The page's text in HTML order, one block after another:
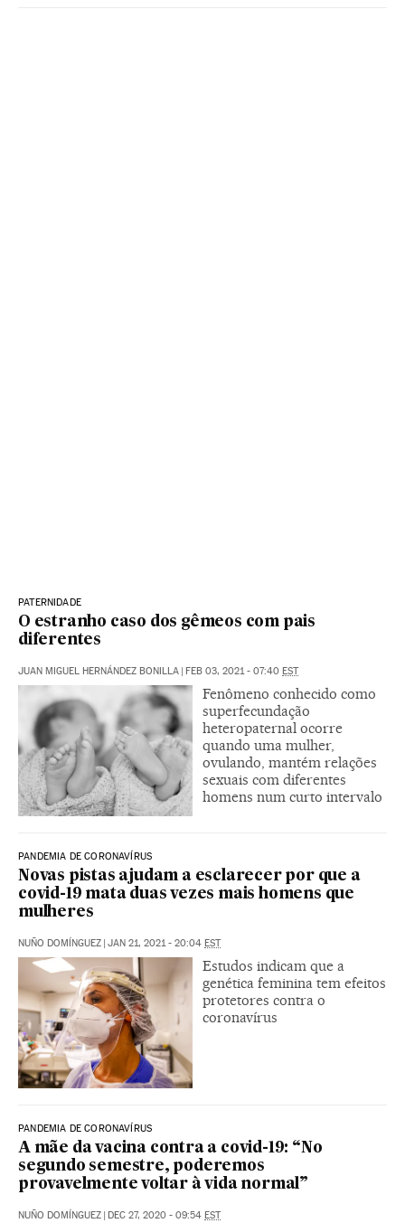
PATERNIDADE
O estranho caso dos gêmeos com pais
diferentes
JUAN MIGUEL HERNÁNDEZ BONILLA | FEB 03, 2021 - 07:40 EST
Fenômeno conhecido como
superfecundação
heteropaternal ocorre
quando uma mulher,
ovulando, mantém relações
sexuais com diferentes
homens num curto intervalo
PANDEMIA DE CORONAVÍRUS
Novas pistas ajudam a esclarecer por que a
covid-19 mata duas vezes mais homens que
mulheres
NUÑO DOMÍNGUEZ | JAN 21, 2021 - 20:04 EST
Estudos indicam que a
genética feminina tem efeitos
protetores contra o
coronavírus
PANDEMIA DE CORONAVÍRUS
A mãe da vacina contra a covid-19: “No
segundo semestre, poderemos
provavelmente voltar à vida normal”
NUÑO DOMÍNGUEZ | DEC 27, 2020 - 09:54 EST